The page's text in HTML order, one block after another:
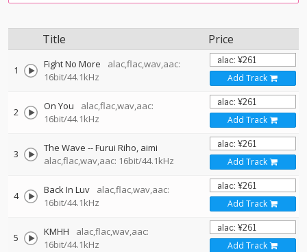
Title Price
1 Fight No More
alac,flac,wav,aac:
16bit/44.1kHz
Add Track
2 On You
alac,flac,wav,aac:
16bit/44.1kHz
Add Track
3 The Wave --Furui Riho aimi
alac,flac,wav,aac: 16bit/44.1kHz
Add Track
4 Back In Luv
alac,flac,wav,aac:
16bit/44.1kHz
Add Track
5 KMHH
alac,flac,wav,aac:
16bit/44.1kHz
Add Track